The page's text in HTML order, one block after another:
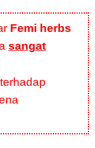
Femi herbs
sangat